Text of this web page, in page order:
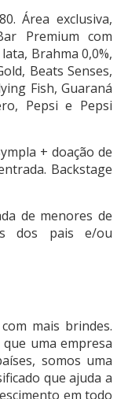
Área exclusiva,
Premium com
Brahma 0,0%,
Beats Senses,
Fish, Guaraná
Pepsi e Pepsi
+ doação de
Backstage
de menores de
dos pais e/ou
mais brindes.
uma empresa
somos uma
que ajuda a
em todo